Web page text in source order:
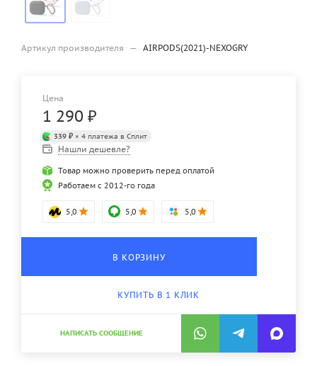
Артикул производителя — AIRPODS(2021)-NEXOGRY
Цена
1 290 ₽
339 ₽ × 4 платежа в Сплит
Нашли дешевле?
Товар можно проверить перед оплатой
Работаем с 2012-го года
5,0 5,0 5,0
В КОРЗИНУ
КУПИТЬ В 1 КЛИК
НАПИСАТЬ СООБЩЕНИЕ